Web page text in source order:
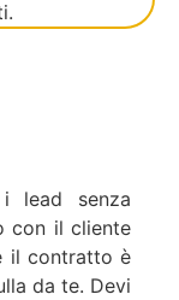
lead senza
con il cliente
il contratto è
da te. Devi